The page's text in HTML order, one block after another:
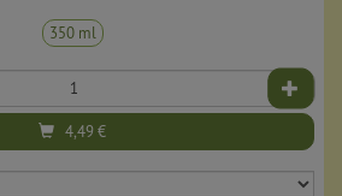
350 ml
4,49€